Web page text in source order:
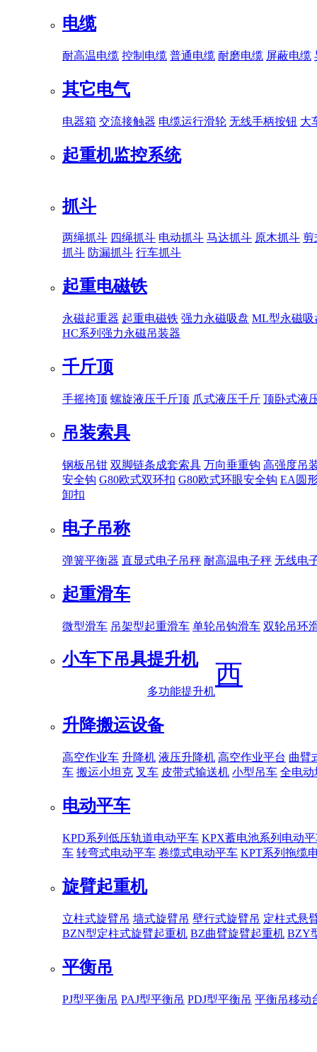
电缆
耐高温电缆 控制电缆 普通电缆 耐磨电缆 屏蔽电缆
其它电气
电器箱 交流接触器 电缆运行滑轮 无线手柄按钮 大
起重机监控系统
抓斗
两绳抓斗 四绳抓斗 电动抓斗 马达抓斗 原木抓斗 剪
抓斗 防漏抓斗 行车抓斗
起重电磁铁
永磁起重器 起重电磁铁 强力永磁吸盘 ML型永磁吸
HC系列强力永磁吊装器
千斤顶
手摇挎顶 螺旋液压千斤顶 爪式液压千斤 顶卧式液
吊装索具
钢板吊钳 双脚链条成套索具 万向垂重钩 高强度吊
安全钩 G80欧式双环扣 G80欧式环眼安全钩 EA圆
卸扣
电子吊称
弹簧平衡器 直显式电子吊秤 耐高温电子秤 无线电
起重滑车
微型滑车 吊架型起重滑车 单轮吊钩滑车 双轮吊环
小车下吊具提升机
多功能提升机
升降搬运设备
高空作业车 升降机 液压升降机 高空作业平台 曲臂
车 搬运小坦克 叉车 皮带式输送机 小型吊车 全电动
电动平车
KPD系列低压轨道电动平车 KPX蓄电池系列电动
车 转弯式电动平车 卷缆式电动平车 KPT系列拖缆
旋臂起重机
立柱式旋臂吊 墙式旋臂吊 壁行式旋臂吊 定柱式悬
BZN型定柱式旋臂起重机 BZ曲臂旋臂起重机 BZY
平衡吊
PJ型平衡吊 PAJ型平衡吊 PDJ型平衡吊 平衡吊移动
西